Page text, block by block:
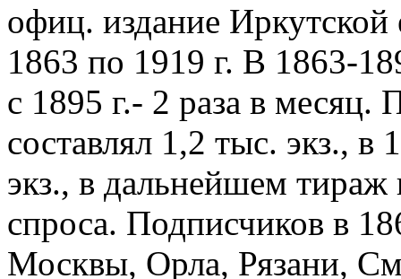
офиц. издание
1863 по 1919 г. В 1863-
с 1895 г.- 2 раза в месяц.
составлял 1,2 тыс. экз., в
экз., в дальнейшем тираж
спроса. Подписчиков в
Москвы, Орла, Рязани,